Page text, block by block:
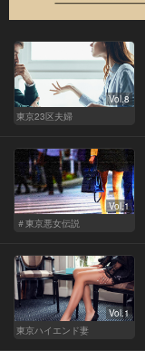
Vol.8
東京23区夫婦
Vol.1
＃東京悪女伝説
Vol.1
東京ハイエンド妻